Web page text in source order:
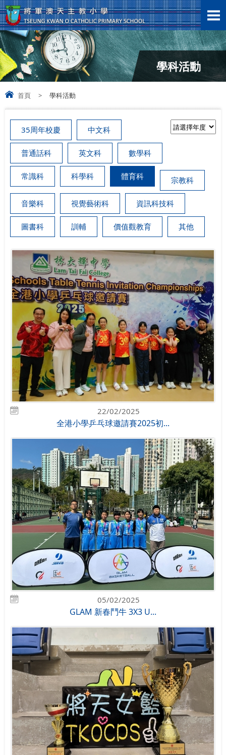
學科活動
首頁 > 學科活動
35周年校慶 中文科
普通話科 英文科 數學科
常識科 科學科 體育科 宗教科
音樂科 視覺藝術科 資訊科技科
圖書科 訓輔 價值觀教育 其他
22/02/2025
全港小學乒乓球邀請賽2025初...
05/02/2025
GLAM 新春鬥牛 3X3 U...